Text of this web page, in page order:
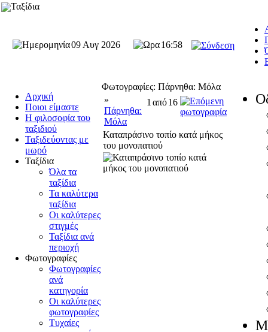
Ταξίδια
09 Αυγ 2026 16:58
Αρχική
Ποιοι είμαστε
Η φιλοσοφία του
ταξιδιού
Ταξιδεύοντας με
μωρό
Ταξίδια
Όλα τα
ταξίδια
Τα καλύτερα
ταξίδια
Οι καλύτερες
στιγμές
Ταξίδια ανά
περιοχή
Φωτογραφίες
Φωτογραφίες
ανά
κατηγορία
Οι καλύτερες
φωτογραφίες
Τυχαίες
Φωτογραφίες: Πάρνηθα: Μόλα
»
Πάρνηθα:
Μόλα
1 από16
Καταπράσινο τοπίο κατά μήκος
του μονοπατιού